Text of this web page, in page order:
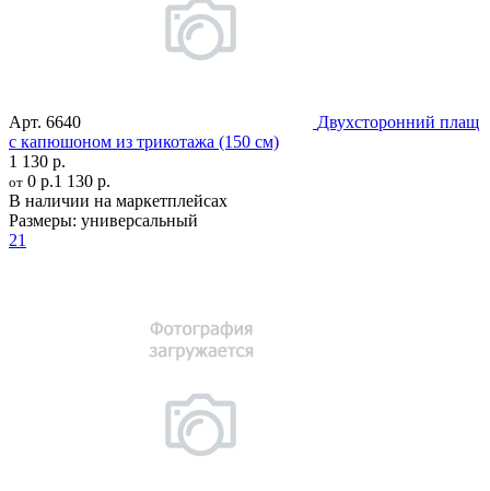
Арт. 6640
Двухсторонний плащ
c капюшоном из трикотажа (150 см)
1 130 р.
от 0 р.1 130 р.
В наличии на маркетплейсах
Размеры: универсальный
21